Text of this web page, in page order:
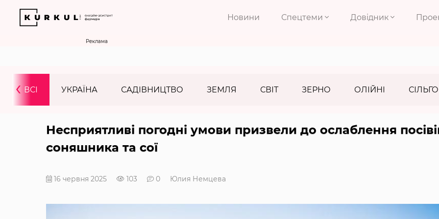
Новини Спецтеми Довідник
Реклама
ВСІ УКРАЇНА САДІВНИЦТВО ЗЕМЛЯ СВІТ ЗЕРНО ОЛІЙНІ
‹
Несприятливі погодні умови призвели до ослаблення
соняшника та сої
16 червня 2025 103 0 Юлия Немцева